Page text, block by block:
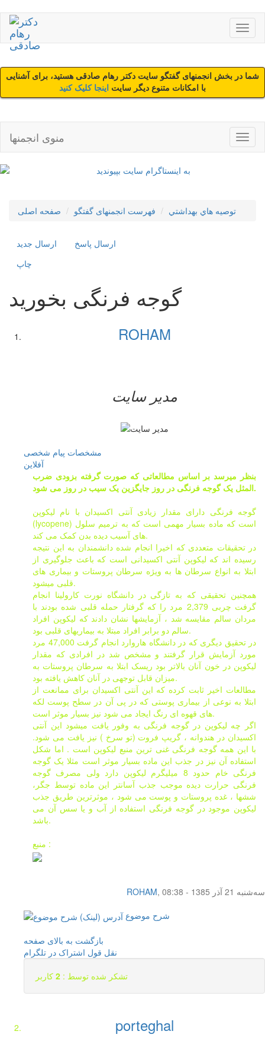
شما در بخش انجمنهای گفتگو سایت دکتر رهام صادقی هستید، برای آشنایی
با امکانات متنوع دیگر سایت اینجا کلیک کنید
منوی انجمنها
صفحه اصلی فهرست انجمنهای گفتگو توصيه هاي بهداشتي
ارسال جديد
ارسال پاسخ
چاپ
گوجه فرنگی بخورید
ROHAM
مدیر سایت
مشخصات پیام شخصی
آفلاين
بنظر میرسد بر اساس مطالعاتی که صورت گرفته بزودی ضرب
المثل یک گوجه فرنگی در روز جایگزین یک سیب در روز می شود.
گوجه فرنگی دارای مقدار زیادی آنتی اکسیدان با نام لیکوپن
(lycopene) است که ماده بسیار مهمی است که به ترمیم سلول
های آسیب دیده بدن کمک می کند.
در تحقیقات متعددی که اخیرا انجام شده دانشمندان به این نتیجه
رسیده اند که لیکوپن آنتی اکسیدانی است که باعث جلوگیری از
ابتلا به انواع سرطان ها به ویژه سرطان پروستات و بیماری های
قلبی میشود.
همچنین تحقیقی که به تازگی در دانشگاه نورت کارولینا انجام
گرفت چربی 2,379 مرد را که گرفتار حمله قلبی شده بودند با
مردان سالم مقایسه شد ، آزمایشها نشان دادند که لیکوپن افراد
سالم دو برابر افراد مبتلا به بیماریهای قلبی بود.
در تحقیق دیگری که در دانشگاه هاروارد انجام گرفت 47,000 مرد
مورد آزمایش قرار گرفتند و مشخص شد در افرادی که مقدار
لیکوپن در خون آنان بالاتر بود ریسک ابتلا به سرطان پروستات به
میزان قابل توجهی در آنان کاهش یافته بود.
مطالعات اخیر ثابت کرده که این آنتی اکسیدان برای ممانعت از
ابتلا به نوعی از بیماری پوستی که در پی آن در سطح پوست لکه
های قهوه ای رنگ ایجاد می شود نیز بسیار موثر است.
اگر چه لیکوپن در گوجه فرنگی به وفور یافت میشود این آنتی
اکسیدان در هندوانه ، گریپ فروت (تو سرخ ) نیز یافت می شود.
با این همه گوجه فرنگی غنی ترین منبع لیکوپن است . اما شکل
استفاده آن نیز در جذب این ماده بسیار موثر است مثلا یک گوجه
فرنگی خام حدود 8 میلیگرم لیکوپن دارد ولی مصرف گوجه
فرنگی حرارت دیده موجب جذب آسانتر این ماده توسط جگر،
ششها ، غده پروستات و پوست می شود ، موثرترین طریق جذب
لیکوپن موجود در گوجه فرنگی استفاده از آب و یا سس آن می
باشد.
منبع :
ROHAM,
سه‌شنبه 21 آذر 1385 - 08:38
شرح موضوع
بازگشت به بالای صفحه
نقل قول اشتراک در تلگرام
تشکر شده توسط : 2 کاربر
porteghal